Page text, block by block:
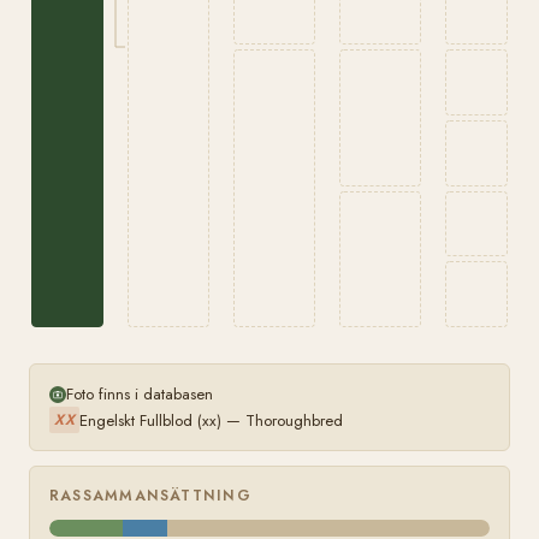
Foto finns i databasen
XX Engelskt Fullblod (xx) — Thoroughbred
RASSAMMANSÄTTNING